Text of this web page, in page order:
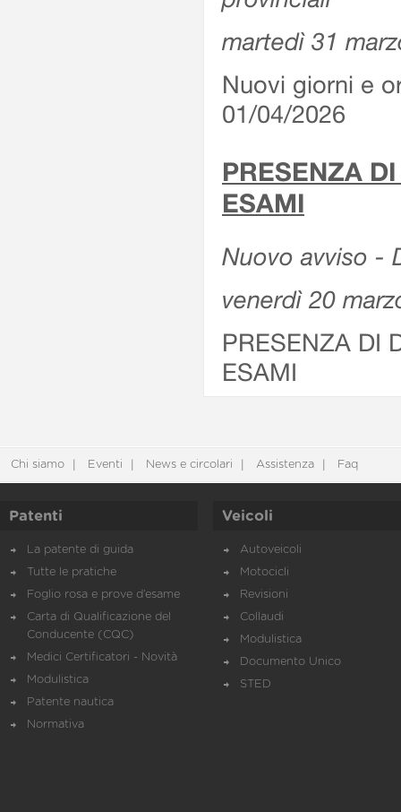
martedì 31
Nuovi giorni e
01/04/2026
PRESENZA
ESAMI
Nuovo avviso -
venerdì 20
PRESENZA DI
ESAMI
Chi siamo Eventi News e circolari Assistenza Faq
Patenti
La patente di guida
Tutte le pratiche
Foglio rosa e prove d’esame
Carta di Qualificazione del
Conducente (CQC)
Medici Certificatori - Novità
Modulistica
Patente nautica
Normativa
Veicoli
Autoveicoli
Motocicli
Revisioni
Collaudi
Modulistica
Documento Unico
STED